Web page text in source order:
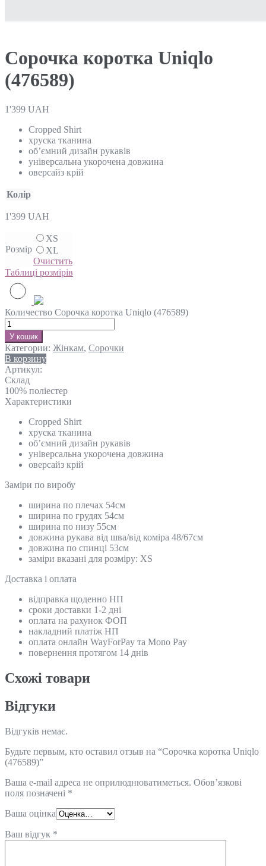
Сорочка коротка Uniqlo
(476589)
1'399 UAH
Cropped Shirt
хруска тканина
об’ємний дизайн рукавів
універсальна укорочена довжина
оверсайз крій
Колір
1'399 UAH
Розмір
XS
XL
Очистить
Таблиці розмірів
Количество Сорочка коротка Uniqlo (476589)
У кошик
Категории: Жінкам, Сорочки
В корзину
Артикул:
Склад
100% поліестер
Характеристики
Cropped Shirt
хруска тканина
об’ємний дизайн рукавів
універсальна укорочена довжина
оверсайз крій
Замiри по виробу
ширина по плечах 54см
ширина по грудях 54см
ширина по низу 55см
довжина рукава від шва/від коміра 48/67см
довжина по спинці 53см
заміри вказані для розміру: XS
Доставка і оплата
відправка щоденно НП
сроки доставки 1-2 дні
оплата на рахунок ФОП
накладний платіж НП
оплата онлайн WayForPay та Mono Pay
повернення протягом 14 днів
Схожi товари
Відгуки
Відгуків немає.
Будьте первым, кто оставил отзыв на “Сорочка коротка Uniqlo
(476589)”
Ваша e-mail адреса не оприлюднюватиметься. Обов’язкові
поля позначені *
Ваша оцінка
Ваш відгук *